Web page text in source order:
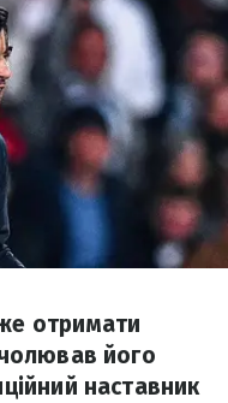
отримати
його
наставник